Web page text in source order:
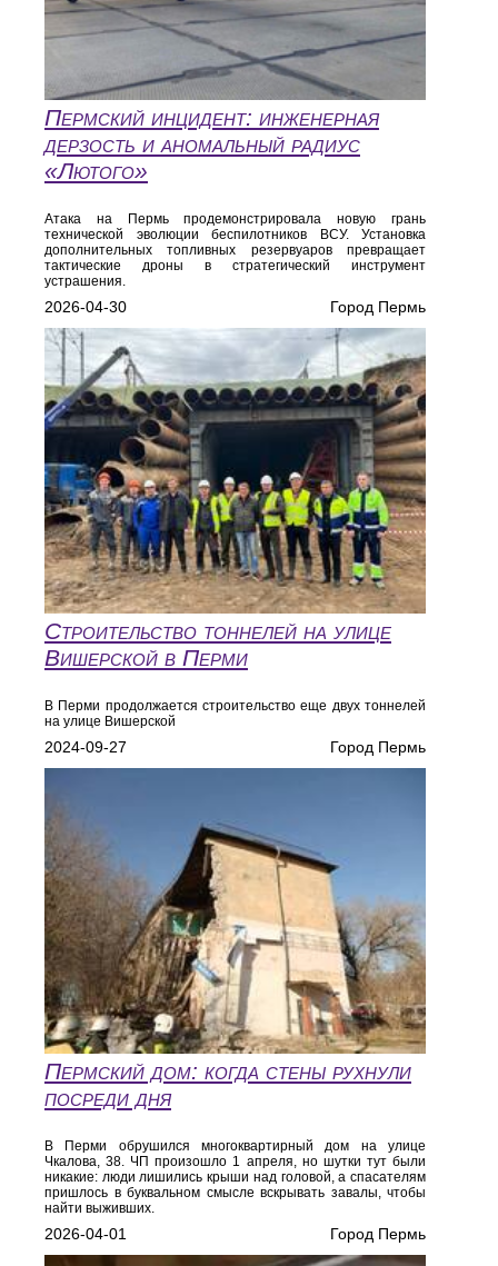
Пермский инцидент: инженерная
дерзость и аномальный радиус
«Лютого»
Атака на Пермь продемонстрировала новую грань
технической эволюции беспилотников ВСУ. Установка
дополнительных топливных резервуаров превращает
тактические дроны в стратегический инструмент
устрашения.
2026-04-30 Город Пермь
Строительство тоннелей на улице
Вишерской в Перми
В Перми продолжается строительство еще двух тоннелей
на улице Вишерской
2024-09-27 Город Пермь
Пермский дом: когда стены рухнули
посреди дня
В Перми обрушился многоквартирный дом на улице
Чкалова, 38. ЧП произошло 1 апреля, но шутки тут были
никакие: люди лишились крыши над головой, а спасателям
пришлось в буквальном смысле вскрывать завалы, чтобы
найти выживших.
2026-04-01 Город Пермь